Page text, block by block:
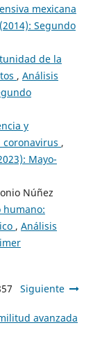
mexicana
Segundo
de la
, Análisis
y
,
Mayo-
Núñez
humano:
, Análisis
Siguiente
avanzada